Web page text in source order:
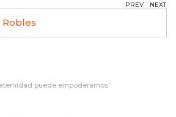
PREV NEXT
puede empoderarnos”